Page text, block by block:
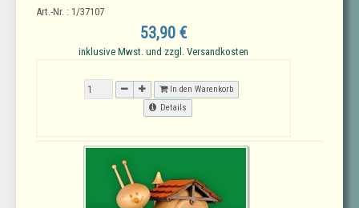
Art.-Nr. : 1/37107
53,90 €
inklusive Mwst. und zzgl. Versandkosten
In den Warenkorb
Details